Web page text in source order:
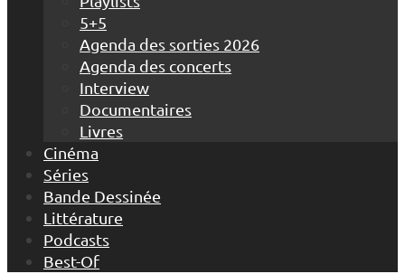
5+5
Agenda des sorties 2026
Agenda des concerts
Interview
Documentaires
Livres
Cinéma
Séries
Bande Dessinée
Littérature
Podcasts
Best-Of